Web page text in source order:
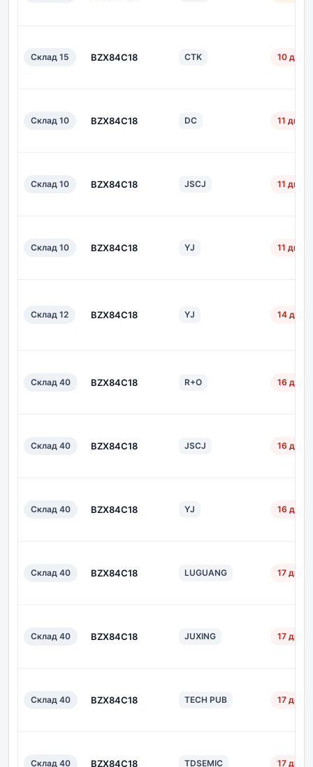
Склад 15 BZX84C18 CTK 10 дн.
Склад 10 BZX84C18 DC 11 дн.
Склад 10 BZX84C18 JSCJ 11 дн.
Склад 10 BZX84C18 YJ 11 дн.
Склад 12 BZX84C18 YJ 14 дн.
Склад 40 BZX84C18 R+O 16 дн.
Склад 40 BZX84C18 JSCJ 16 дн.
Склад 40 BZX84C18 YJ 16 дн.
Склад 40 BZX84C18 LUGUANG 17 дн.
Склад 40 BZX84C18 JUXING 17 дн.
Склад 40 BZX84C18 TECH PUB 17 дн.
Склад 40 BZX84C18 TDSEMIC 17 дн.